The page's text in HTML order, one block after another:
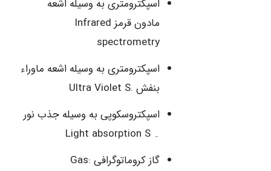
اسپکترومتری به وسیله اشعه
مادون قرمز Infrared
spectrometry
اسپکترومتری به وسیله اشعه ماوراء
بنفش .Ultra Violet S
اسپکتروسکوپی به وسیله جذب نور
۔ Light absorption S
گاز کروماتوگرافی :Gas